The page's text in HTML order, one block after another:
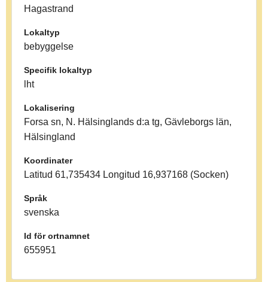
Hagastrand
Lokaltyp
bebyggelse
Specifik lokaltyp
lht
Lokalisering
Forsa sn, N. Hälsinglands d:a tg, Gävleborgs län,
Hälsingland
Koordinater
Latitud 61,735434 Longitud 16,937168 (Socken)
Språk
svenska
Id för ortnamnet
655951